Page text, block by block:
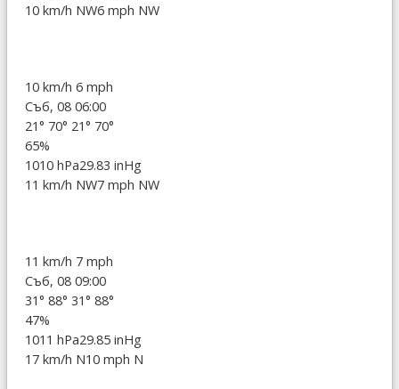
10 km/h NW6 mph NW
10 km/h 6 mph
Съб, 08 06:00
21° 70° 21° 70°
65%
1010 hPa29.83 inHg
11 km/h NW7 mph NW
11 km/h 7 mph
Съб, 08 09:00
31° 88° 31° 88°
47%
1011 hPa29.85 inHg
17 km/h N10 mph N